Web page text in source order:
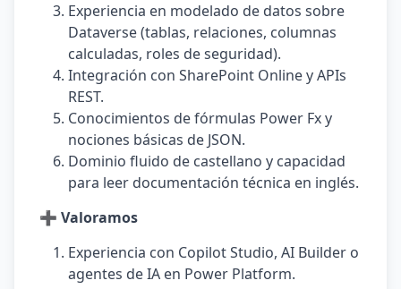
Experiencia en modelado de datos sobre
Dataverse (tablas, relaciones, columnas
calculadas, roles de seguridad).
Integración con SharePoint Online y APIs
REST.
Conocimientos de fórmulas Power Fx y
nociones básicas de JSON.
Dominio fluido de castellano y capacidad
para leer documentación técnica en inglés.
➕ Valoramos
Experiencia con Copilot Studio, AI Builder o
agentes de IA en Power Platform.